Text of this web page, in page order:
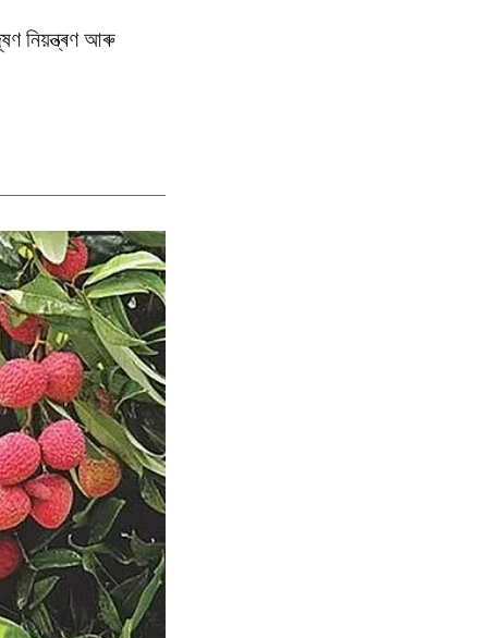
নিয়ন্ত্ৰণ আৰু